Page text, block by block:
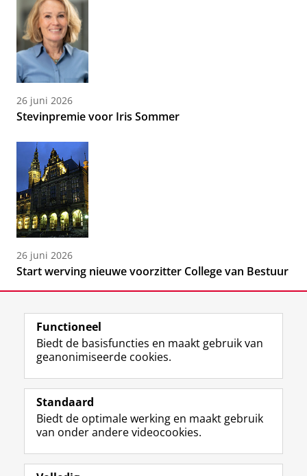
26 juni 2026
Stevinpremie voor Iris Sommer
26 juni 2026
Start werving nieuwe voorzitter College van Bestuur
Volg de RUG
F
a
e
b
o
L
i
k
e
I
R
S
-
f
e
I
n
t
r
Y
o
T
e
Studiekiezers
Functioneel
Biedt de basisfuncties en maakt gebruik van
geanonimiseerde cookies.
Standaard
Biedt de optimale werking en maakt gebruik
van onder andere videocookies.